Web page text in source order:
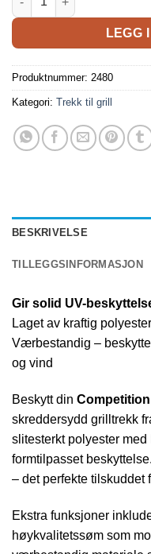
LEGG
Produktnummer: 2480
Kategori: Trekk til grill
BESKRIVELSE
TILLEGGSINFORMASJON
Gir solid UV-
Laget av kraftig
Værbestandig –
og vind
Beskytt din
skreddersydd grilltrekk
slitesterkt polyester
formtilpasset
– det perfekte tilskuddet
Ekstra funksjoner
høykvalitetssøm som